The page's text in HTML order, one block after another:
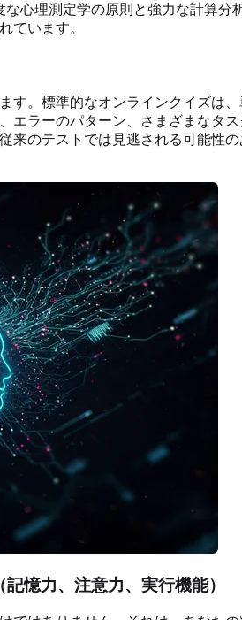
な心理測定学の原則と強力な計算分
ています。
す。標準的なオンラインクイズ
エラーのパターン、さまざまなタ
来のテストでは見逃される可能性
憶力、注意力、実行機能）